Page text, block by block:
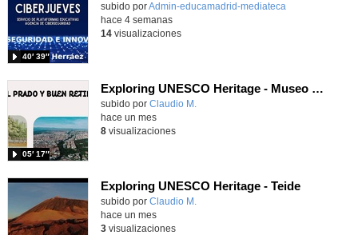
subido porAdmin-educamadrid-mediateca
40′ 39″
hace 4 semanas
14visualizaciones
Exploring UNESCO Heritage - Museo del Prado
Contenido educativo.
subido por Claudio M.
05′ 17″
hace un mes
8visualizaciones
Exploring UNESCO Heritage - Teide
Contenido educativo.
subido por Claudio M.
hace un mes
3visualizaciones